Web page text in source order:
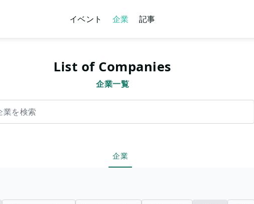
イベント 企業 記事
List of Companies
企業一覧
企業